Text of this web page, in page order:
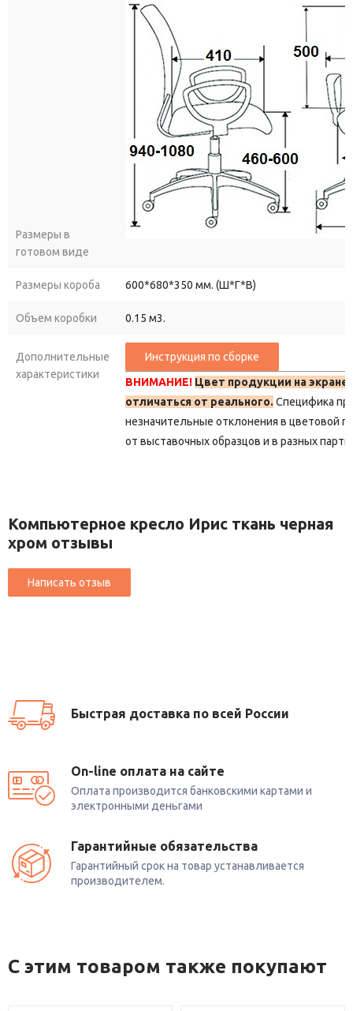
Размеры в
готовом виде
Размеры короба 600*680*350 мм. (Ш*Г*В)
Объем коробки 0.15 м3.
Дополнительные
характеристики
ВНИМАНИЕ! Цвет продукции на
отличаться от реального. Специфика
незначительные отклонения в цветовой
от выставочных образцов и в разных
Компьютерное кресло Ирис ткань черная
хром отзывы
Быстрая доставка по всей России
On-line оплата на сайте
Оплата производится банковскими картами и
электронными деньгами
Гарантийные обязательства
Гарантийный срок на товар устанавливается
производителем.
С этим товаром также покупают